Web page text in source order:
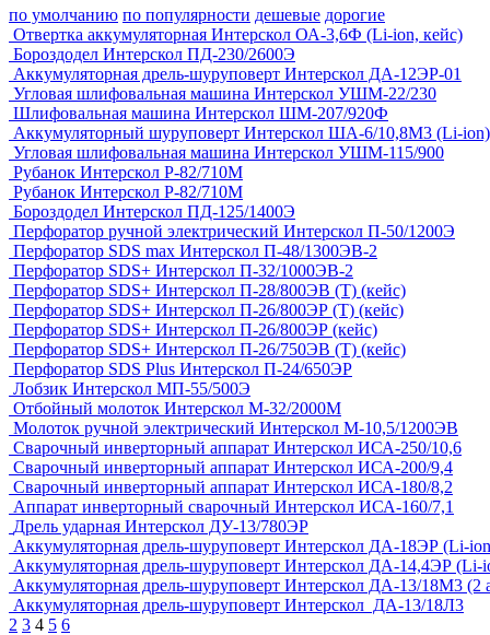
по умолчанию по популярности дешевые дорогие
Отвертка аккумуляторная Интерскол ОА-3,6Ф (Li-ion, кейс)
Бороздодел Интерскол ПД-230/2600Э
Аккумуляторная дрель-шуруповерт Интерскол ДА-12ЭР-01
Угловая шлифовальная машина Интерскол УШМ-22/230
Шлифовальная машина Интерскол ШМ-207/920Ф
Аккумуляторный шуруповерт Интерскол ША-6/10,8М3 (Li-ion)
Угловая шлифовальная машина Интерскол УШМ-115/900
Рубанок Интерскол Р-82/710М
Рубанок Интерскол Р-82/710М
Бороздодел Интерскол ПД-125/1400Э
Перфоратор ручной электрический Интерскол П-50/1200Э
Перфоратор SDS max Интерскол П-48/1300ЭВ-2
Перфоратор SDS+ Интерскол П-32/1000ЭВ-2
Перфоратор SDS+ Интерскол П-28/800ЭВ (Т) (кейс)
Перфоратор SDS+ Интерскол П-26/800ЭР (Т) (кейс)
Перфоратор SDS+ Интерскол П-26/800ЭР (кейс)
Перфоратор SDS+ Интерскол П-26/750ЭВ (Т) (кейс)
Перфоратор SDS Plus Интерскол П-24/650ЭР
Лобзик Интерскол МП-55/500Э
Отбойный молоток Интерскол М-32/2000М
Молоток ручной электрический Интерскол М-10,5/1200ЭВ
Сварочный инверторный аппарат Интерскол ИСА-250/10,6
Сварочный инверторный аппарат Интерскол ИСА-200/9,4
Сварочный инверторный аппарат Интерскол ИСА-180/8,2
Аппарат инверторный сварочный Интерскол ИСА-160/7,1
Дрель ударная Интерскол ДУ-13/780ЭР
Аккумуляторная дрель-шуруповерт Интерскол ДА-18ЭР (Li-
Аккумуляторная дрель-шуруповерт Интерскол ДА-14,4ЭР (Li-
Аккумуляторная дрель-шуруповерт Интерскол ДА-13/18М3 (2
Аккумуляторная дрель-шуруповерт Интерскол ДА-13/18Л3
2 3 4 5 6